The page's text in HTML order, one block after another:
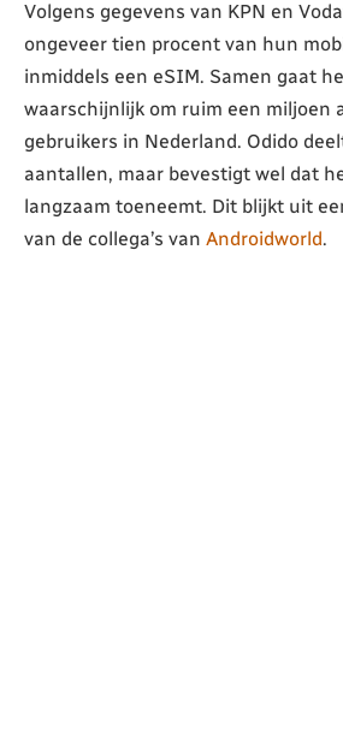
Volgens gegevens van KPN en
ongeveer tien procent van hun
inmiddels een eSIM. Samen gaat
waarschijnlijk om ruim een miljoen
gebruikers in Nederland. Odido
aantallen, maar bevestigt wel dat
langzaam toeneemt. Dit blijkt uit
van de collega’s van Androidworld.